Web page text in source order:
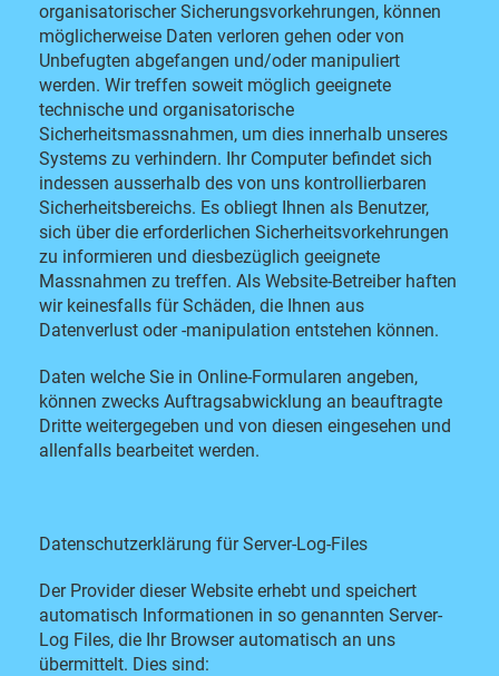
organisatorischer Sicherungsvorkehrungen, können
möglicherweise Daten verloren gehen oder von
Unbefugten abgefangen und/oder manipuliert
werden. Wir treffen soweit möglich geeignete
technische und organisatorische
Sicherheitsmassnahmen, um dies innerhalb unseres
Systems zu verhindern. Ihr Computer befindet sich
indessen ausserhalb des von uns kontrollierbaren
Sicherheitsbereichs. Es obliegt Ihnen als Benutzer,
sich über die erforderlichen Sicherheitsvorkehrungen
zu informieren und diesbezüglich geeignete
Massnahmen zu treffen. Als Website-Betreiber haften
wir keinesfalls für Schäden, die Ihnen aus
Datenverlust oder -manipulation entstehen können.
Daten welche Sie in Online-Formularen angeben,
können zwecks Auftragsabwicklung an beauftragte
Dritte weitergegeben und von diesen eingesehen und
allenfalls bearbeitet werden.
Datenschutzerklärung für Server-Log-Files
Der Provider dieser Website erhebt und speichert
automatisch Informationen in so genannten Server-
Log Files, die Ihr Browser automatisch an uns
übermittelt. Dies sind: